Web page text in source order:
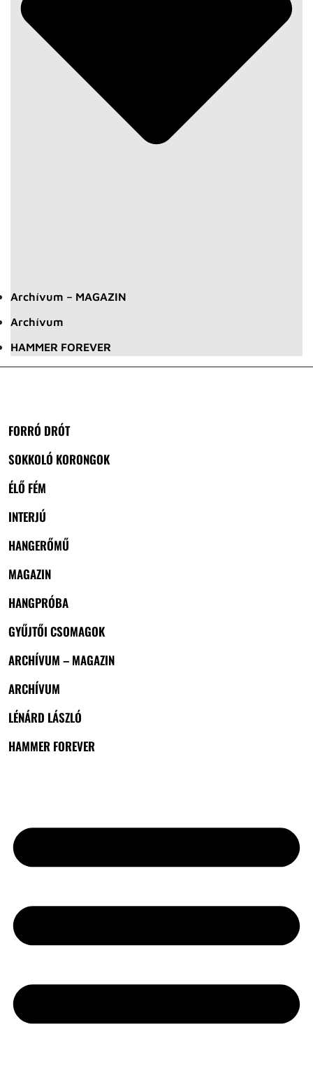
Archívum – MAGAZIN
Archívum
HAMMER FOREVER
FORRÓ DRÓT
SOKKOLÓ KORONGOK
ÉLŐ FÉM
INTERJÚ
HANGERŐMŰ
MAGAZIN
HANGPRÓBA
GYŰJTŐI CSOMAGOK
ARCHÍVUM – MAGAZIN
ARCHÍVUM
LÉNÁRD LÁSZLÓ
HAMMER FOREVER